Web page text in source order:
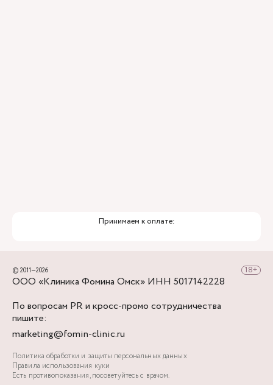
Принимаем к оплате:
© 2011—2026
ООО «Клиника Фомина Омск» ИНН 5017142228
По вопросам PR и кросс-промо сотрудничества
пишите:
marketing@fomin-clinic.ru
Политика обработки и защиты персональных данных
Правила использования куки
Есть противопоказания, посоветуйтесь с врачом.